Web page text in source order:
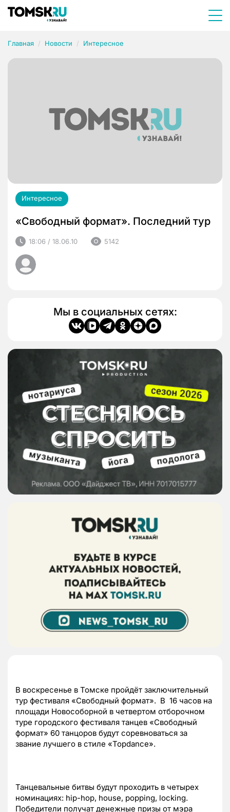
Главная Новости Интересное
Интересное
«Свободный формат». Последний тур
18:06 / 18.06.10 5142
Мы в социальных сетях:
В воскресенье в Томске пройдёт заключительный
тур фестиваля «Свободный формат». В 16 часов на
площади Новособорной в четвертом отборочном
туре городского фестиваля танцев «Свободный
формат» 60 танцоров будут соревноваться за
звание лучшего в стиле «Topdance».
Танцевальные битвы будут проходить в четырех
номинациях: hip-hop, house, popping, locking.
Победители получат денежные призы от мэра